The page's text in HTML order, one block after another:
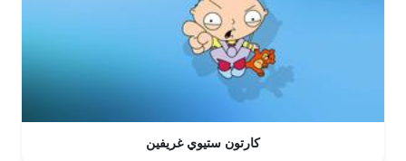
كارتون ستيوي غريفين